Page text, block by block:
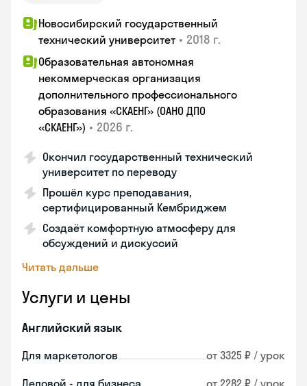
Новосибирский государственный
технический университет • 2018 г.
Образовательная автономная
некоммерческая организация
дополнительного профессионального
образования «СКАЕНГ» (ОАНО ДПО
«СКАЕНГ») • 2026 г.
Окончил государственный технический
университет по переводу
Прошёл курс преподавания,
сертифицированный Кембриджем
Создаёт комфортную атмосферу для
обсуждений и дискуссий
Читать дальше
Услуги и цены
Английский язык
Для маркетологов от 3325 ₽ / урок
Деловой - для бизнеса от 2282 ₽ / урок